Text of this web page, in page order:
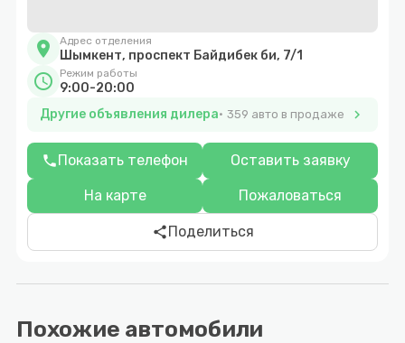
location_on Адрес отделения
Шымкент, проспект Байдибек би, 7/1
schedule Режим работы
9:00-20:00
Другие объявления дилера
359 авто в продаже chevron_right
phoneПоказать телефон Оставить заявку
На карте Пожаловаться
shareПоделиться
Похожие автомобили